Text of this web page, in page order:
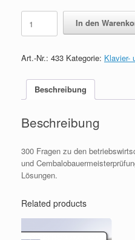
300
Prüfungsfragen
zum
und
quantity
In den
Art.-Nr.: 433 Kategorie: Klavier-
Beschreibung
Beschreibung
300 Fragen zu den
und
Lösungen.
Related products